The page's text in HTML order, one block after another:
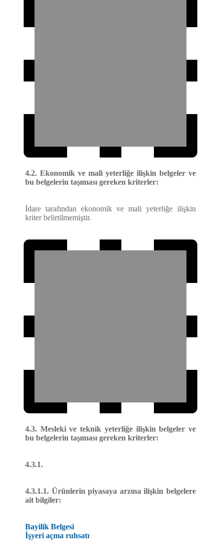
4.2. Ekonomik ve mali yeterliğe ilişkin belgeler ve
bu belgelerin taşıması gereken kriterler:
İdare tarafından ekonomik ve mali yeterliğe ilişkin
kriter belirtilmemiştir.
4.3. Mesleki ve teknik yeterliğe ilişkin belgeler ve
bu belgelerin taşıması gereken kriterler:
4.3.1.
4.3.1.1. Ürünlerin piyasaya arzına ilişkin belgelere
ait bilgiler:
Bayilik Belgesi
İşyeri açma ruhsatı